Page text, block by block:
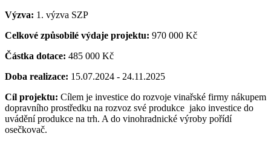
Výzva: 1. výzva SZP
Celkové způsobilé výdaje projektu: 970 000 Kč
Částka dotace: 485 000 Kč
Doba realizace: 15.07.2024 - 24.11.2025
Cíl projektu: Cílem je investice do rozvoje vinařské firmy nákupem
dopravního prostředku na rozvoz své produkce jako investice do
uvádění produkce na trh. A do vinohradnické výroby pořídí
osečkovač.